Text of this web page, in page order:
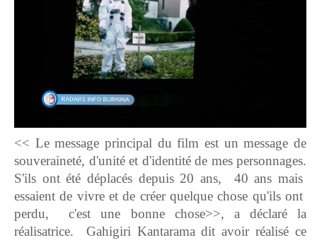
<< Le message principal du film est un message de
souveraineté, d'unité et d'identité de mes personnages.
S'ils ont été déplacés depuis 20 ans, 40 ans mais
essaient de vivre et de créer quelque chose qu'ils ont
perdu, c'est une bonne chose>>, a déclaré la
réalisatrice. Gahigiri Kantarama dit avoir réalisé ce